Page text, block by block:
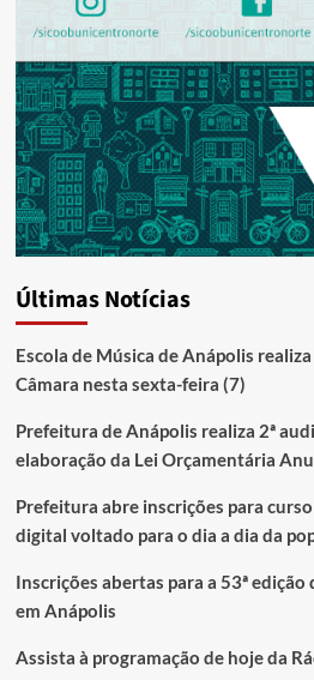
Últimas Notícias
Escola de Música de Anápolis
Câmara nesta sexta-feira (7)
Prefeitura de Anápolis realiza 2ª
elaboração da Lei Orçamentária
Prefeitura abre inscrições para
digital voltado para o dia a dia da
Inscrições abertas para a 53ª edição
em Anápolis
Assista à programação de hoje da